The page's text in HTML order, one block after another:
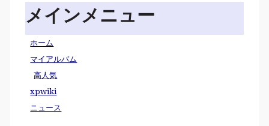
メインメニュー
ホーム
マイアルバム
高人気
xpwiki
ニュース